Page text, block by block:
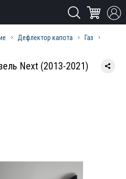
Дефлектор капота
Газ
Next (2013-2021)